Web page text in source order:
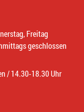
Freitag
geschlossen
/ 14.30-18.30 Uhr